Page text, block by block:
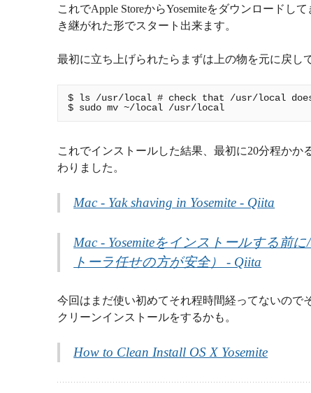
これでApple StoreからYosemiteをダウンロードし
き継がれた形でスタート出来ます。
最初に立ち上げられたらまずは上の物を元に戻し
$ ls /usr/local # check that /usr/local
これでインストールした結果、最初に20分程か
わりました。
Mac - Yak shaving in Yosemite - Qiita
Mac - Yosemiteをインストールする前
トーラ任せの方が安全） - Qiita
今回はまだ使い初めてそれ程時間経ってないの
クリーンインストールをするかも。
How to Clean Install OS X Yosemite